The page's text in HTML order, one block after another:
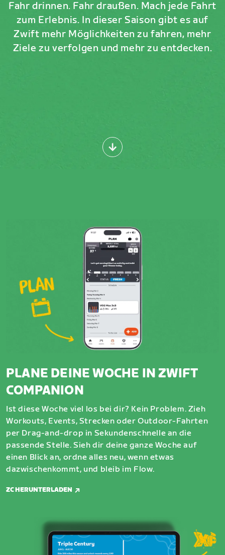
Fahr drinnen. Fahr draußen. Mach jede Fahrt
zum Erlebnis. In dieser Saison gibt es auf
Zwift mehr Möglichkeiten zu fahren, mehr
Ziele zu verfolgen und mehr zu entdecken.
PLANE DEINE WOCHE IN ZWIFT
COMPANION
Ist diese Woche viel los bei dir? Kein Problem. Zieh
Workouts, Events, Strecken oder Outdoor-Fahrten
per Drag-and-drop in Sekundenschnelle an die
passende Stelle. Sieh dir deine ganze Woche auf
einen Blick an, ordne alles neu, wenn etwas
dazwischenkommt, und bleib im Flow.
ZC HERUNTERLADEN